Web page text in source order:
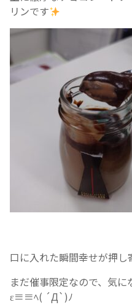
リンです
口に入れた瞬間幸せが押し
まだ催事限定なので、気に
ε≡≡ﾍ( ´Д`)ﾉ